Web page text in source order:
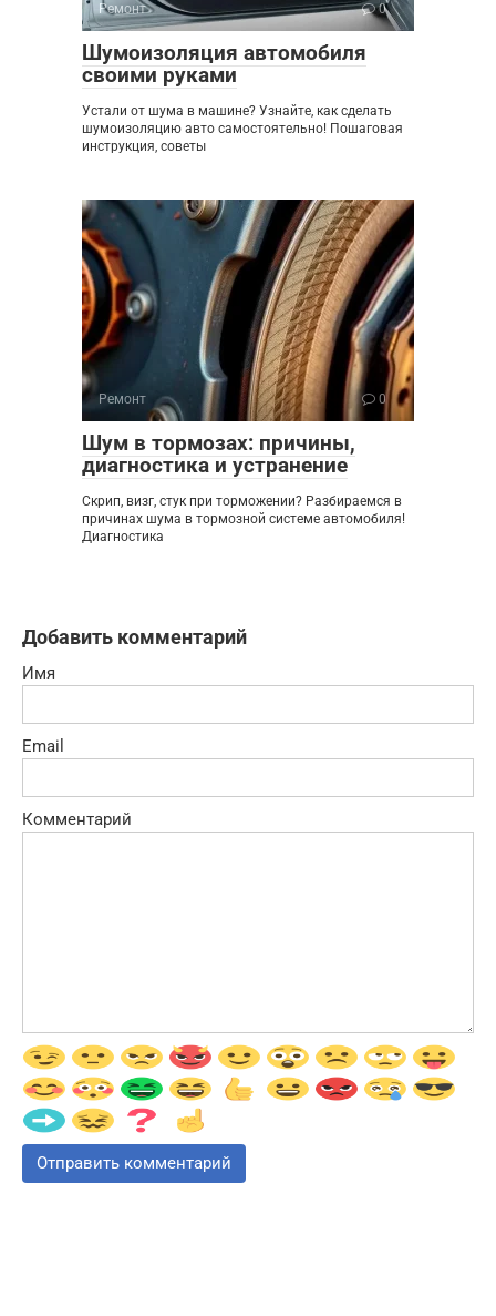
Ремонт 0
Шумоизоляция автомобиля
своими руками
Устали от шума в машине? Узнайте, как сделать
шумоизоляцию авто самостоятельно! Пошаговая
инструкция, советы
Ремонт 0
Шум в тормозах: причины,
диагностика и устранение
Скрип, визг, стук при торможении? Разбираемся в
причинах шума в тормозной системе автомобиля!
Диагностика
Добавить комментарий
Имя
Email
Комментарий